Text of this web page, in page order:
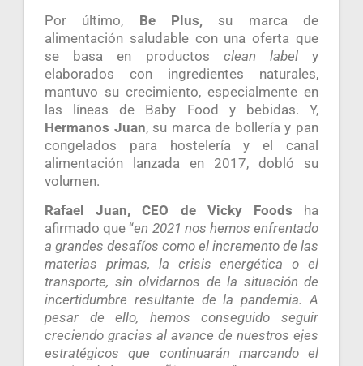
Por último, Be Plus, su marca de
alimentación saludable con una oferta que
se basa en productos clean labely
elaborados con ingredientes naturales,
mantuvo su crecimiento, especialmente en
las líneas de Baby Food y bebidas. Y,
Hermanos Juan, su marca de bollería y pan
congelados para hostelería y el canal
alimentación lanzada en 2017, dobló su
volumen.
Rafael Juan, CEO de Vicky Foods ha
afirmado que “en 2021 nos hemos enfrentado
a grandes desafíos como el incremento de las
materias primas, la crisis energética o el
transporte, sin olvidarnos de la situación de
incertidumbre resultante de la pandemia. A
pesar de ello, hemos conseguido seguir
creciendo gracias al avance de nuestros ejes
estratégicos que continuarán marcando el